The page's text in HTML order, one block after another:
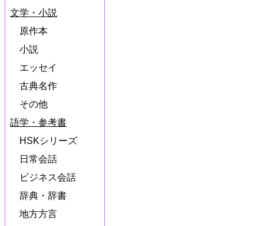
文学・小説
原作本
小説
エッセイ
古典名作
その他
語学・参考書
HSKシリーズ
日常会話
ビジネス会話
辞典・辞書
地方方言